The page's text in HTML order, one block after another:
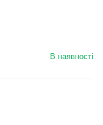
В наявності